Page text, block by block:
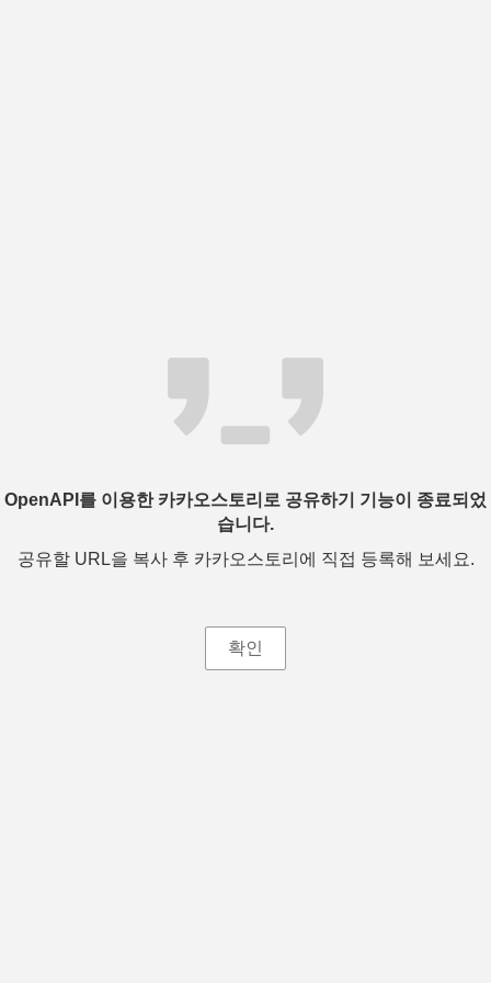
OpenAPI를 이용한 카카오스토리로 공유하기 기능이 종료되었
습니다.
공유할 URL을 복사 후 카카오스토리에 직접 등록해 보세요.
확인